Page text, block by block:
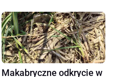
Makabryczne odkrycie w